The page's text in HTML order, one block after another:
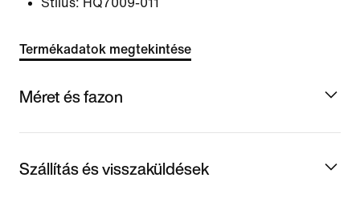
Stílus: HQ7009-011
Termékadatok megtekintése
Méret és fazon
Szállítás és visszaküldések